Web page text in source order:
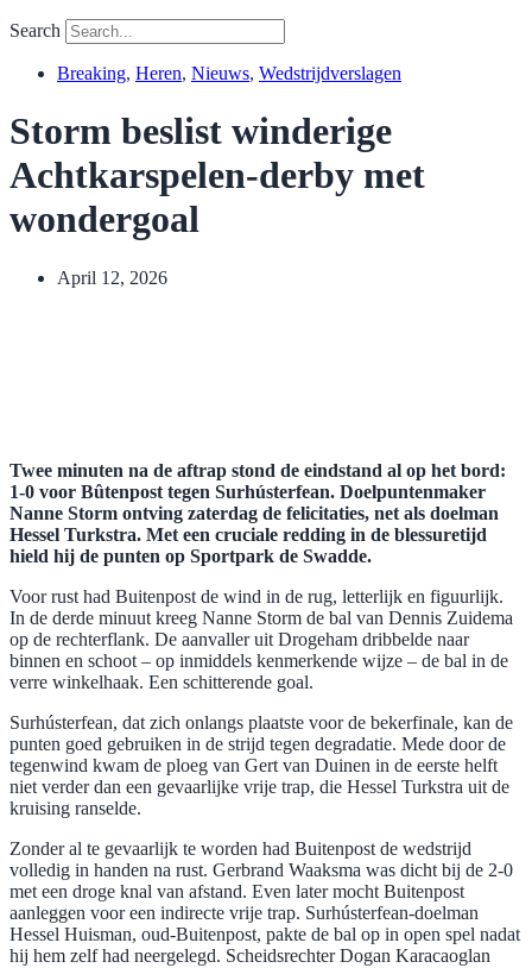
Search
Breaking, Heren, Nieuws, Wedstrijdverslagen
Storm beslist winderige
Achtkarspelen-derby met
wondergoal
April 12, 2026
Twee minuten na de aftrap stond de eindstand al op het bord:
1-0 voor Bûtenpost tegen Surhústerfean. Doelpuntenmaker
Nanne Storm ontving zaterdag de felicitaties, net als doelman
Hessel Turkstra. Met een cruciale redding in de blessuretijd
hield hij de punten op Sportpark de Swadde.
Voor rust had Buitenpost de wind in de rug, letterlijk en figuurlijk.
In de derde minuut kreeg Nanne Storm de bal van Dennis Zuidema
op de rechterflank. De aanvaller uit Drogeham dribbelde naar
binnen en schoot – op inmiddels kenmerkende wijze – de bal in de
verre winkelhaak. Een schitterende goal.
Surhústerfean, dat zich onlangs plaatste voor de bekerfinale, kan de
punten goed gebruiken in de strijd tegen degradatie. Mede door de
tegenwind kwam de ploeg van Gert van Duinen in de eerste helft
niet verder dan een gevaarlijke vrije trap, die Hessel Turkstra uit de
kruising ranselde.
Zonder al te gevaarlijk te worden had Buitenpost de wedstrijd
volledig in handen na rust. Gerbrand Waaksma was dicht bij de 2-0
met een droge knal van afstand. Even later mocht Buitenpost
aanleggen voor een indirecte vrije trap. Surhústerfean-doelman
Hessel Huisman, oud-Buitenpost, pakte de bal op in open spel nadat
hij hem zelf had neergelegd. Scheidsrechter Dogan Karacaoglan